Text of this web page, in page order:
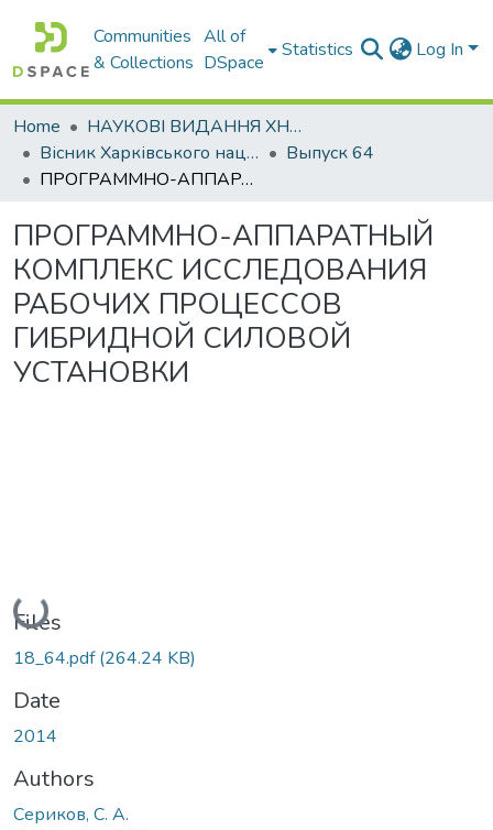
Communities
& Collections
All of
DSpace
Statistics Log In
Home
НАУКОВІ ВИДАННЯ ХНАДУ
Вісник Харківського національного автомобільно-дорожнього університету / Вестник Харьковского национального автомобильно-дорожного университета
Выпуск 64
ПРОГРАММНО-АППАРАТНЫЙ КОМПЛЕКС ИССЛЕДОВАНИЯ РАБОЧИХ ПРОЦЕССОВ ГИБРИДНОЙ СИЛОВОЙ УСТАНОВКИ
ПРОГРАММНО-АППАРАТНЫЙ
КОМПЛЕКС ИССЛЕДОВАНИЯ
РАБОЧИХ ПРОЦЕССОВ
ГИБРИДНОЙ СИЛОВОЙ
УСТАНОВКИ
Loading...
Files
18_64.pdf(264.24 KB)
Date
2014
Authors
Сериков, С. А.